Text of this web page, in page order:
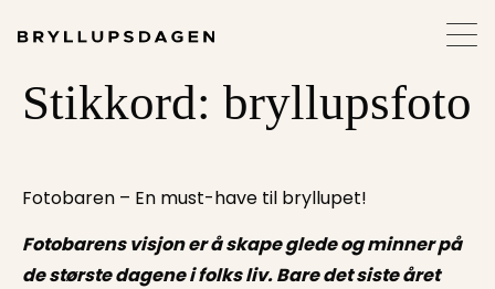
Stikkord: bryllupsfoto
Fotobaren – En must-have til bryllupet!
Fotobarens visjon er å skape glede og minner på
de største dagene i folks liv. Bare det siste året